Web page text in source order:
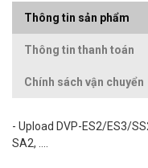
Thông tin sản phẩm
Thông tin thanh toán
Chính sách vận chuyển
- Upload DVP-ES2/ES3/
SA2, ....